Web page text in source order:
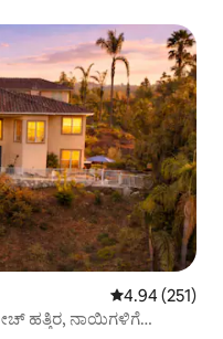
5 ರಲ್ಲಿ 4.94
4.94 (251)
ಹತ್ತಿರ, ನಾಯಿಗಳಿಗೆ